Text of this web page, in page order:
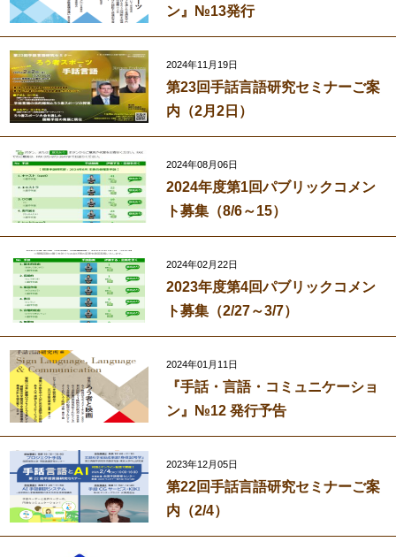
ン』№13発行
2024年11月19日
第23回手話言語研究セミナーご案
内（2月2日）
2024年08月06日
2024年度第1回パブリックコメン
ト募集（8/6～15）
2024年02月22日
2023年度第4回パブリックコメン
ト募集（2/27～3/7）
2024年01月11日
『手話・言語・コミュニケーショ
ン』№12 発行予告
2023年12月05日
第22回手話言語研究セミナーご案
内（2/4）